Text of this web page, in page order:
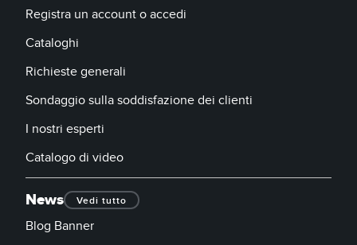
TECNOLOGIA
Sensori con IO-Link
Registra un account o accedi
Cataloghi
Richieste generali
Sondaggio sulla soddisfazione dei clienti
I nostri esperti
Catalogo di video
News Vedi tutto
Blog Banner